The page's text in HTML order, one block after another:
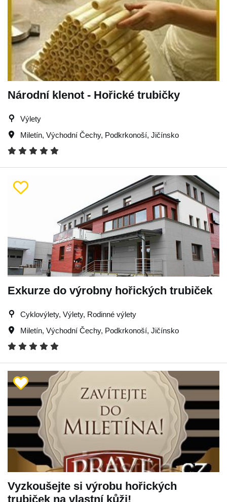
Národní klenot - Hořické trubičky
Výlety
Miletín, Východní Čechy, Podkrkonoší, Jičínsko
Exkurze do výrobny hořických trubiček
Cyklovýlety, Výlety, Rodinné výlety
Miletín, Východní Čechy, Podkrkonoší, Jičínsko
Vyzkoušejte si výrobu hořických
trubiček na vlastní kůži!